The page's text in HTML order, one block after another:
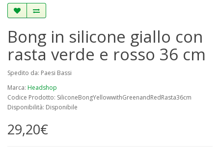
Bong in silicone giallo con
rasta verde e rosso 36 cm
Spedito da: Paesi Bassi
Marca: Headshop
Codice Prodotto: SiliconeBongYellowwithGreenandRedRasta36cm
Disponibilità: Disponibile
29,20€